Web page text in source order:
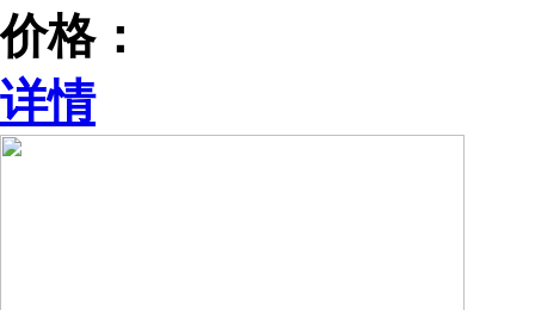
价格：
详情